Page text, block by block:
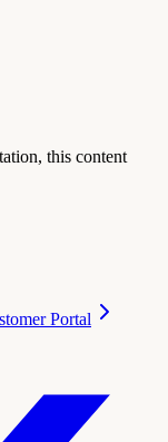
this content
Portal